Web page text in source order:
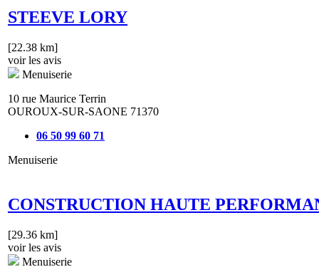
STEEVE LORY
[22.38 km]
voir les avis
Menuiserie
10 rue Maurice Terrin
OUROUX-SUR-SAONE 71370
06 50 99 60 71
Menuiserie
CONSTRUCTION HAUTE
[29.36 km]
voir les avis
Menuiserie